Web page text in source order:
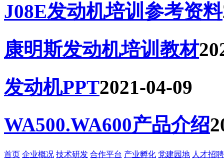
J08E发动机培训参考资料
康明斯发动机培训教材
发动机PPT2021-04-09
WA500.WA600产品介绍
首页 企业概况 技术研发 合作平台 产业孵化 党建园地 人才招聘